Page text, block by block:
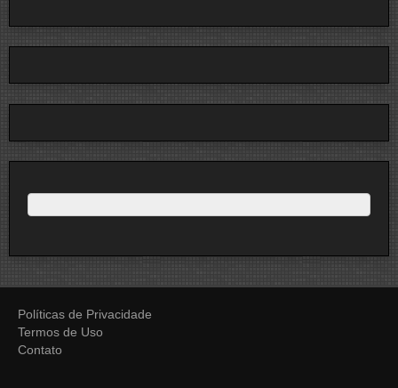
Políticas de Privacidade
Termos de Uso
Contato